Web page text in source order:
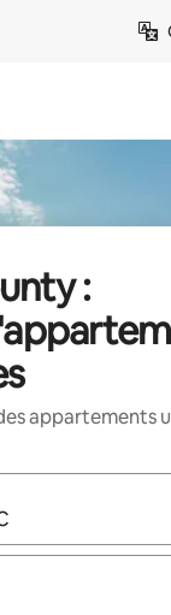
:
appartements
utilisez